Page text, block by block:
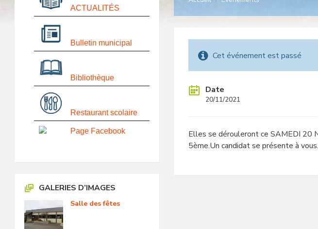
Cet événement est passé
Date
20/11/2021
Elles se dérouleront ce SAMEDI 20
5ème.Un candidat se présente à
ACTUALITÉS
Bulletin municipal
Bibliothèque
Restaurant scolaire
Page Facebook
GALERIES D’IMAGES
Salle des fêtes